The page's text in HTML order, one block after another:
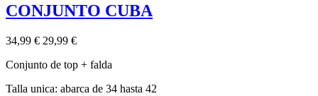
CONJUNTO CUBA
34,99 € 29,99 €
Conjunto de top + falda
Talla unica: abarca de 34 hasta 42